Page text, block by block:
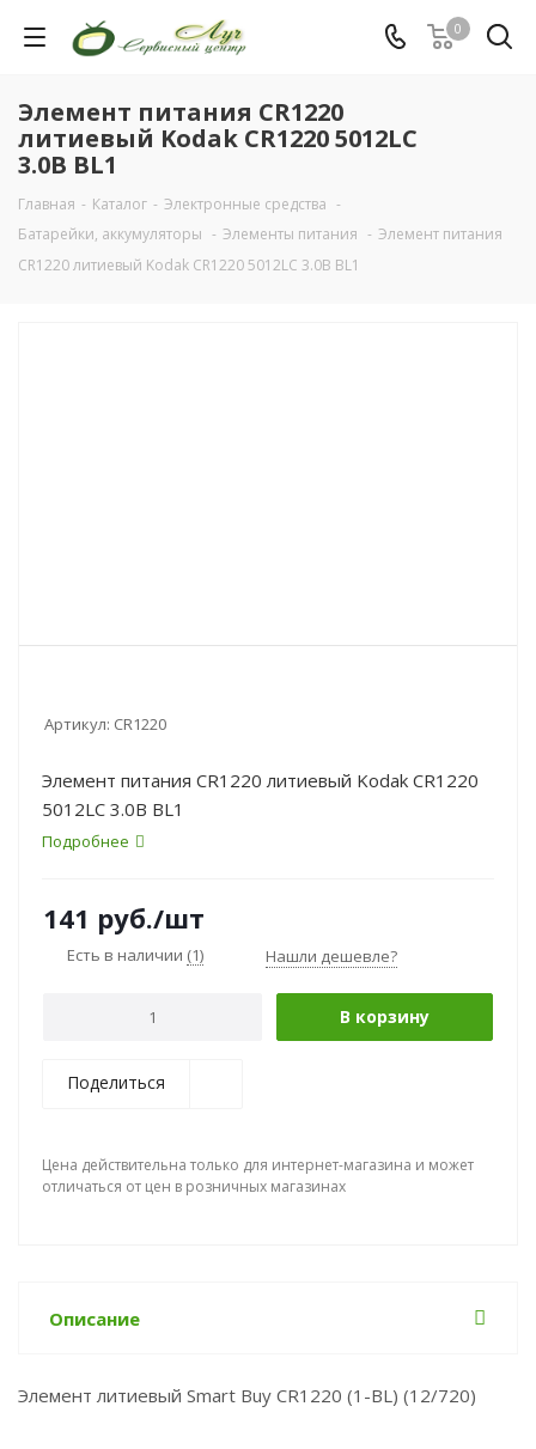
0
Элемент питания CR1220
литиевый Kodak CR1220 5012LC
3.0В BL1
Главная - Каталог - Электронные средства -
Батарейки, аккумуляторы - Элементы питания - Элемент питания
CR1220 литиевый Kodak CR1220 5012LC 3.0В BL1
Артикул: CR1220
Элемент питания CR1220 литиевый Kodak CR1220
5012LC 3.0В BL1
Подробнее
141 руб./шт
Есть в наличии (1) Нашли дешевле?
В корзину
Поделиться
Цена действительна только для интернет-магазина и может
отличаться от цен в розничных магазинах
Описание
Элемент литиевый Smart Buy CR1220 (1-BL) (12/720)